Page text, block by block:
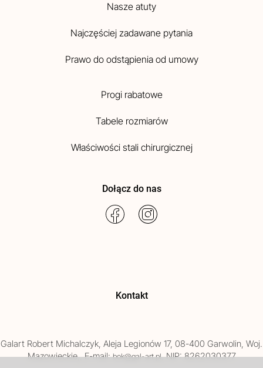
Nasze atuty
Najczęściej zadawane pytania
Prawo do odstąpienia od umowy
Progi rabatowe
Tabele rozmiarów
Właściwości stali chirurgicznej
Dołącz do nas
Kontakt
Galart Robert Michalczyk, Aleja Legionów 17, 08-400 Garwolin, Woj.
Mazowieckie,, E-mail:bok@gal-art.pl, NIP: 8262030377